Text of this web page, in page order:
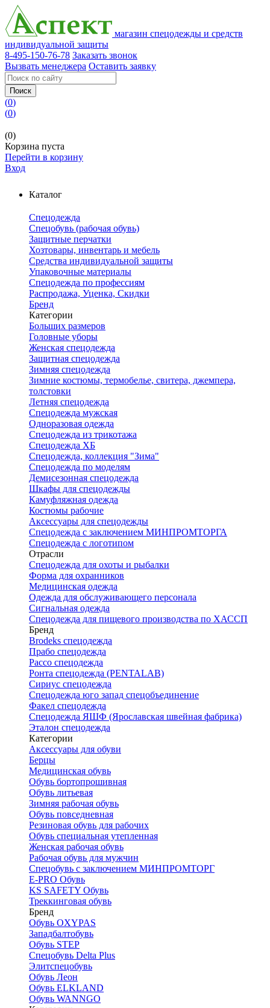
магазин спецодежды и средств
индивидуальной защиты
8-495-150-76-78 Заказать звонок
Вызвать менеджера Оставить заявку
Поиск
(0)
(0)
(0)
Корзина пуста
Перейти в корзину
Вход
Каталог
Спецодежда
Спецобувь (рабочая обувь)
Защитные перчатки
Хозтовары, инвентарь и мебель
Средства индивидуальной защиты
Упаковочные материалы
Спецодежда по профессиям
Распродажа, Уценка, Скидки
Бренд
Категории
Больших размеров
Головные уборы
Женская спецодежда
Защитная спецодежда
Зимняя спецодежда
Зимние костюмы, термобелье, свитера, джемпера,
толстовки
Летняя спецодежда
Спецодежда мужская
Одноразовая одежда
Спецодежда из трикотажа
Спецодежда ХБ
Спецодежда, коллекция "Зима"
Спецодежда по моделям
Демисезонная спецодежда
Шкафы для спецодежды
Камуфляжная одежда
Костюмы рабочие
Аксессуары для спецодежды
Спецодежда с заключением МИНПРОМТОРГА
Спецодежда с логотипом
Отрасли
Спецодежда для охоты и рыбалки
Форма для охранников
Медицинская одежда
Одежда для обслуживающего персонала
Сигнальная одежда
Спецодежда для пищевого производства по ХАССП
Бренд
Brodeks спецодежда
Прабо спецодежда
Рассо спецодежда
Ронта спецодежда (PENTALAB)
Сириус спецодежда
Спецодежда юго запад спецобъединение
Факел спецодежда
Спецодежда ЯШФ (Ярославская швейная фабрика)
Эталон спецодежда
Категории
Аксессуары для обуви
Берцы
Медицинская обувь
Обувь бортопрошивная
Обувь литьевая
Зимняя рабочая обувь
Обувь повседневная
Резиновая обувь для рабочих
Обувь специальная утепленная
Женская рабочая обувь
Рабочая обувь для мужчин
Спецобувь с заключением МИНПРОМТОРГ
E-PRO Обувь
KS SAFETY Обувь
Треккинговая обувь
Бренд
Обувь OXYPAS
Западбалтобувь
Обувь STEP
Спецобувь Delta Plus
Элитспецобувь
Обувь Леон
Обувь ELKLAND
Обувь WANNGO